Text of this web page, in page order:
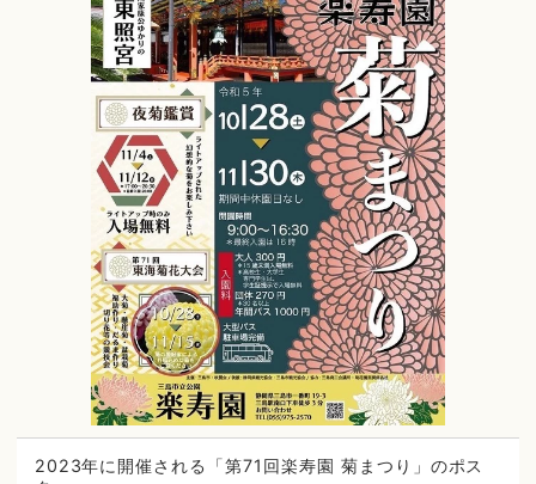
2023年に開催される「第71回楽寿園 菊まつり」のポス